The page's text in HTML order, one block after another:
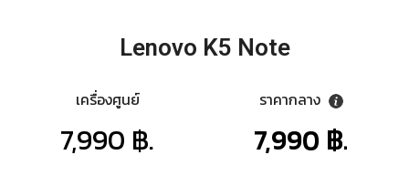
Lenovo K5 Note
เครื่องศูนย์
7,990 ฿.
ราคากลาง
7,990 ฿.